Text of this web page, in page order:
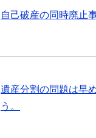
自己破産の同時廃止
遺産分割の問題は早
う。